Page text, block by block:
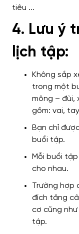
4. Lưu ý
lịch tập:
Không sắp
trong một
mông – đùi,
gồm: vai,
Bạn chỉ
buổi tập.
Mỗi buổi
cho nhau.
Trường hợp
đích tăng
cơ cũng như
tập.